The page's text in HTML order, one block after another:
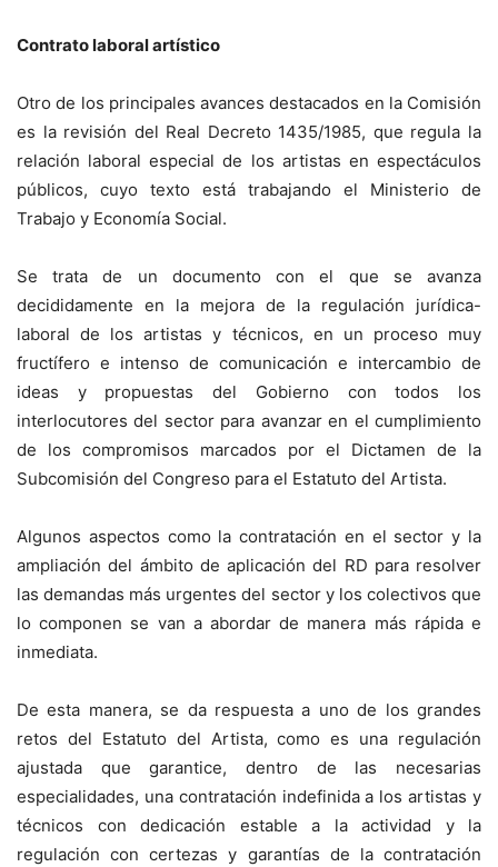
Contrato laboral artístico
Otro de los principales avances destacados en la Comisión
es la revisión del Real Decreto 1435/1985, que regula la
relación laboral especial de los artistas en espectáculos
públicos, cuyo texto está trabajando el Ministerio de
Trabajo y Economía Social.
Se trata de un documento con el que se avanza
decididamente en la mejora de la regulación jurídica-
laboral de los artistas y técnicos, en un proceso muy
fructífero e intenso de comunicación e intercambio de
ideas y propuestas del Gobierno con todos los
interlocutores del sector para avanzar en el cumplimiento
de los compromisos marcados por el Dictamen de la
Subcomisión del Congreso para el Estatuto del Artista.
Algunos aspectos como la contratación en el sector y la
ampliación del ámbito de aplicación del RD para resolver
las demandas más urgentes del sector y los colectivos que
lo componen se van a abordar de manera más rápida e
inmediata.
De esta manera, se da respuesta a uno de los grandes
retos del Estatuto del Artista, como es una regulación
ajustada que garantice, dentro de las necesarias
especialidades, una contratación indefinida a los artistas y
técnicos con dedicación estable a la actividad y la
regulación con certezas y garantías de la contratación